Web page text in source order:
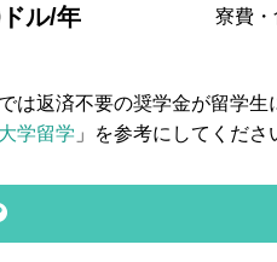
ル/年 寮費
は返済不要の奨学金が留学
学留学 」を参考にしてくださ